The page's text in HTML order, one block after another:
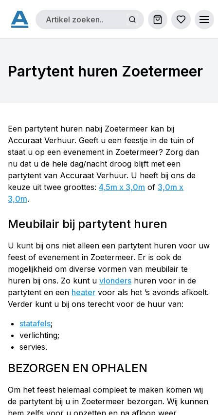
Winkelwagen
Partytent huren Zoetermeer
Een partytent huren nabij Zoetermeer kan bij
Accuraat Verhuur. Geeft u een feestje in de tuin of
staat u op een evenement in Zoetermeer? Zorg dan
nu dat u de hele dag/nacht droog blijft met een
partytent van Accuraat Verhuur. U heeft bij ons de
keuze uit twee groottes: 4,5m x 3,0m of 3,0m x
3,0m.
Meubilair bij partytent huren
U kunt bij ons niet alleen een partytent huren voor uw
feest of evenement in Zoetermeer. Er is ook de
mogelijkheid om diverse vormen van meubilair te
huren bij ons. Zo kunt u vlonders huren voor in de
partytent en een heater voor als het ’s avonds afkoelt.
Verder kunt u bij ons terecht voor de huur van:
stata fels;
verlichting;
servies.
BEZORGEN EN OPHALEN
Om het feest helemaal compleet te maken komen wij
de partytent bij u in Zoetermeer bezorgen. Wij kunnen
hem zelfs voor u opzetten en na afloop weer